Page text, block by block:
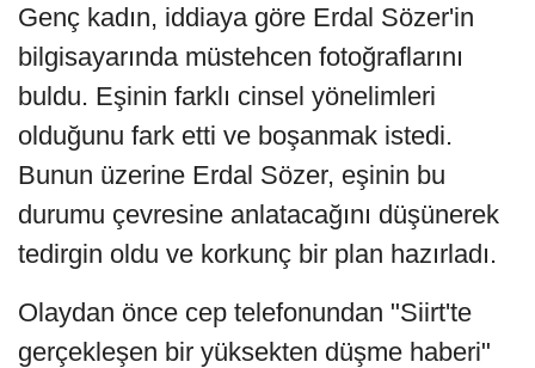
Genç kadın, iddiaya göre Erdal Sözer'in
bilgisayarında müstehcen fotoğraflarını
buldu. Eşinin farklı cinsel yönelimleri
olduğunu fark etti ve boşanmak istedi.
Bunun üzerine Erdal Sözer, eşinin bu
durumu çevresine anlatacağını düşünerek
tedirgin oldu ve korkunç bir plan hazırladı.
Olaydan önce cep telefonundan "Siirt'te
gerçekleşen bir yüksekten düşme haberi"